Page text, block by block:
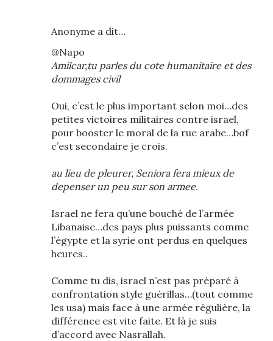
Anonyme a dit…
@Napo
Amilcar,tu parles du cote humanitaire et des
dommages civil
Oui, c’est le plus important selon moi…des
petites victoires militaires contre israel,
pour booster le moral de la rue arabe…bof
c’est secondaire je crois.
au lieu de pleurer, Seniora fera mieux de
depenser un peu sur son armee.
Israel ne fera qu’une bouché de l’armée
Libanaise…des pays plus puissants comme
l’égypte et la syrie ont perdus en quelques
heures..
Comme tu dis, israel n’est pas préparé à
confrontation style guérillas…(tout comme
les usa) mais face à une armée régulière, la
différence est vite faite. Et là je suis
d’accord avec Nasrallah.